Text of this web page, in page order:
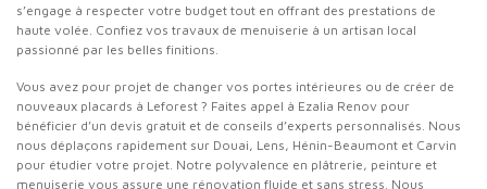
s’engage à respecter votre budget tout en offrant des prestations de
haute volée. Confiez vos travaux de menuiserie à un artisan local
passionné par les belles finitions.
Vous avez pour projet de changer vos portes intérieures ou de créer de
nouveaux placards à Leforest ? Faites appel à Ezalia Renov pour
bénéficier d’un devis gratuit et de conseils d’experts personnalisés. Nous
nous déplaçons rapidement sur Douai, Lens, Hénin-Beaumont et Carvin
pour étudier votre projet. Notre polyvalence en plâtrerie, peinture et
menuiserie vous assure une rénovation fluide et sans stress. Nous